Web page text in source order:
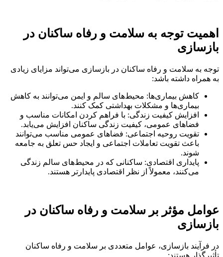
اهمیت توجه به سلامت و رفاه ساکنان در
بازسازی
توجه به سلامت و رفاه ساکنان در بازسازی می‌تواند مزایای زیادی
به همراه داشته باشد:
کاهش بیماری‌ها: محیط‌های سالم و ایمن می‌توانند به کاهش
بیماری‌ها و مشکلات بهداشتی کمک کنند.
افزایش کیفیت زندگی: با فراهم کردن امکانات مناسب و
فضاهای عمومی، کیفیت زندگی ساکنان افزایش می‌یابد.
تقویت روحیه اجتماعی: فضاهای عمومی مناسب می‌توانند
باعث تقویت تعاملات اجتماعی و ایجاد حس تعلق به جامعه
شوند.
پایداری اقتصادی: ساکنانی که در محیط‌های سالم زندگی
می‌کنند، معمولاً از نظر اقتصادی پایدارتر هستند.
عوامل مؤثر بر سلامت و رفاه ساکنان در
بازسازی
در فرآیند بازسازی، عوامل متعددی بر سلامت و رفاه ساکنان
تأثیرگذار هستند: